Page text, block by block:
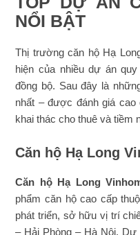
NỔI BẬT
Thị trường căn hộ Hạ
hiện của nhiều dự án
đồng bộ. Sau đây là
nhất – được đánh giá
khai thác cho thuê và tiềm
Căn hộ Hạ Long
Căn hộ Hạ Long
phẩm căn hộ cao cấp
phát triển, sở hữu vị trí
– Hải Phòng – Hà Nội.